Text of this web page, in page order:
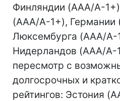
Финляндии (AAA/A-
(AAA/A-1+), Германии
Люксембурга (AAA/A-
Нидерландов (AAA/A-
пересмотр с
долгосрочных и
рейтингов: Эстония